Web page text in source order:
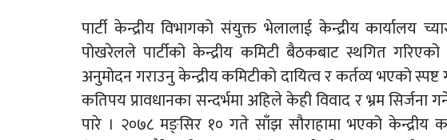
पार्टी केन्द्रीय विभागको संयुक्त भेलालाई केन्द्रीय कार्यालय
पोखरेलले पार्टीको केन्द्रीय कमिटी बैठकबाट स्थगित
अनुमोदन गराउनु केन्द्रीय कमिटीको दायित्व र कर्तव्य भएको
कतिपय प्रावधानका सन्दर्भमा अहिले केही विवाद र भ्रम सिर्जना
पारे । २०७८ मङ्सिर १० गते साँझ सौराहामा भएको केन्द्रीय